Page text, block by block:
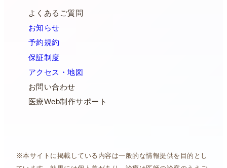
よくあるご質問
お知らせ
予約規約
保証制度
アクセス・地図
お問い合わせ
医療Web制作サポート
※本サイトに掲載している内容は一般的な情報提供を目的とし